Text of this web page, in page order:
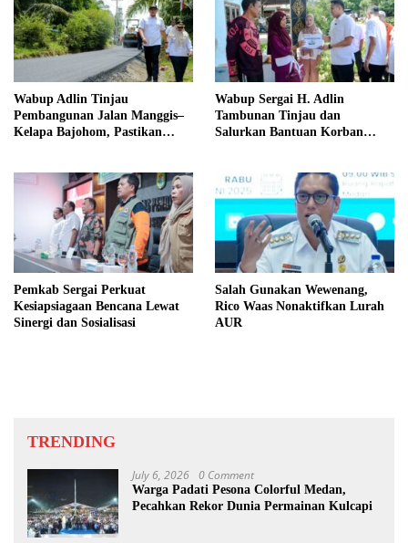
Wabup Adlin Tinjau
Pembangunan Jalan Manggis–
Kelapa Bajohom, Pastikan
Wabup Sergai H. Adlin
Tambunan Tinjau dan
Salurkan Bantuan Korban
Pemkab Sergai Perkuat
Kesiapsiagaan Bencana Lewat
Sinergi dan Sosialisasi
Salah Gunakan Wewenang,
Rico Waas Nonaktifkan Lurah
AUR
TRENDING
July 6, 2026 0 Comment
Warga Padati Pesona Colorful Medan,
Pecahkan Rekor Dunia Permainan Kulcapi